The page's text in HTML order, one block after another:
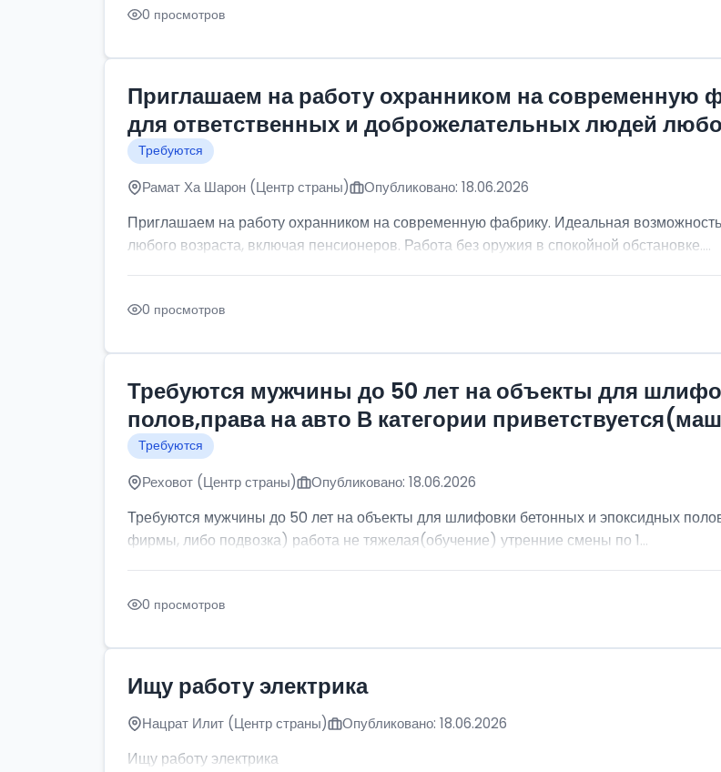
0 просмотров
Приглашаем на работу охранником на современную
для ответственных и доброжелательных людей
Требуются
Рамат Ха Шарон (Центр страны) Опубликовано: 18.06.2026
Приглашаем на работу охранником на современную фабрику. Идеальная
любого возраста, включая пенсионеров. Работа без оружия в спокойной обстановке....
0 просмотров
Требуются мужчины до 50 лет на объекты для
полов,права на авто В категории
Требуются
Реховот (Центр страны) Опубликовано: 18.06.2026
Требуются мужчины до 50 лет на объекты для шлифовки бетонных и эпоксидных
фирмы, либо подвозка) работа не тяжелая(обучение) утренние смены по 1...
0 просмотров
Ищу работу электрика
Нацрат Илит (Центр страны) Опубликовано: 18.06.2026
Ищу работу электрика